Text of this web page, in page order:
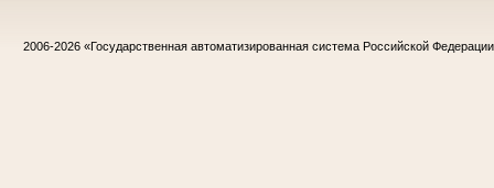
2006-2026 «Государственная автоматизированная система Российской